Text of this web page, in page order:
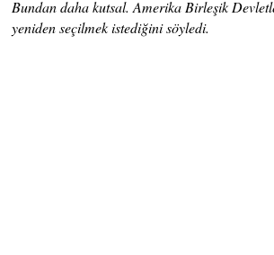
Bundan daha kutsal. Amerika Birleşik
yeniden seçilmek istediğini söyledi.